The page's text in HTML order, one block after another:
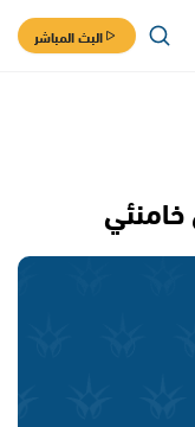
البث المباشر